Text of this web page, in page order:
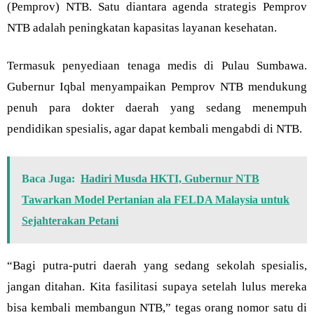
(Pemprov) NTB. Satu diantara agenda strategis Pemprov
NTB adalah peningkatan kapasitas layanan kesehatan.
Termasuk penyediaan tenaga medis di Pulau Sumbawa.
Gubernur Iqbal menyampaikan Pemprov NTB mendukung
penuh para dokter daerah yang sedang menempuh
pendidikan spesialis, agar dapat kembali mengabdi di NTB.
Baca Juga: Hadiri Musda HKTI, Gubernur NTB
Tawarkan Model Pertanian ala FELDA Malaysia untuk
Sejahterakan Petani
“Bagi putra-putri daerah yang sedang sekolah spesialis,
jangan ditahan. Kita fasilitasi supaya setelah lulus mereka
bisa kembali membangun NTB,” tegas orang nomor satu di